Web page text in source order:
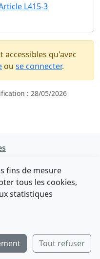
L415-3
accessibles qu'avec
ou se connecter.
: 28/05/2026
NATINFo
GPL v3+
?
max).
fins de mesure
tous les cookies,
statistiques
Tout refuser